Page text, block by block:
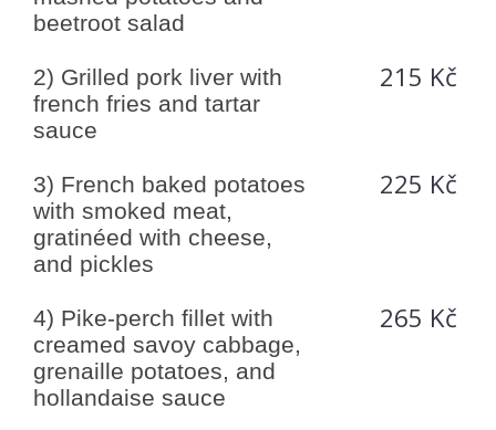
beetroot salad
2) Grilled pork liver with
french fries and tartar
sauce
215 Kč
3) French baked potatoes
with smoked meat,
gratinéed with cheese,
and pickles
225 Kč
4) Pike-perch fillet with
creamed savoy cabbage,
grenaille potatoes, and
hollandaise sauce
265 Kč